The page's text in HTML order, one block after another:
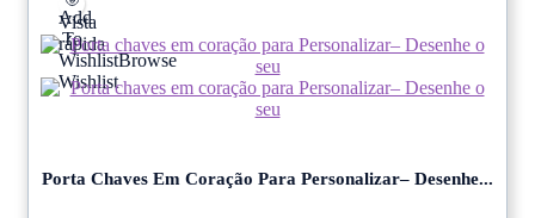
Add
To
WishlistBrowse
Wishlist
Vista
rápida
Porta Chaves Em Coração Para Personalizar– Desenhe...